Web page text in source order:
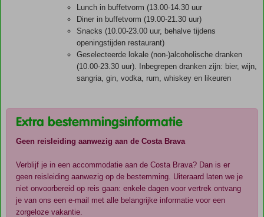
Lunch in buffetvorm (13.00-14.30 uur
Diner in buffetvorm (19.00-21.30 uur)
Snacks (10.00-23.00 uur, behalve tijdens
openingstijden restaurant)
Geselecteerde lokale (non-)alcoholische dranken
(10.00-23.30 uur). Inbegrepen dranken zijn: bier, wijn,
sangria, gin, vodka, rum, whiskey en likeuren
Extra bestemmingsinformatie
Geen reisleiding aanwezig aan de Costa Brava
Verblijf je in een accommodatie aan de Costa Brava? Dan is er
geen reisleiding aanwezig op de bestemming. Uiteraard laten we je
niet onvoorbereid op reis gaan: enkele dagen voor vertrek ontvang
je van ons een e-mail met alle belangrijke informatie voor een
zorgeloze vakantie.